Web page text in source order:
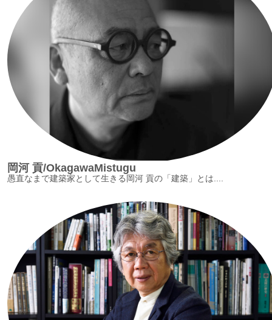
岡河 貢/OkagawaMistugu
愚直なまで建築家として生きる岡河 貢の「建築」とは....